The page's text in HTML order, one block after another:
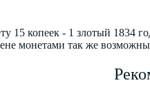
15 копеек - 1 злотый
монетами так же